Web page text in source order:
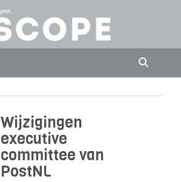
Wijzigingen
executive
committee van
PostNL